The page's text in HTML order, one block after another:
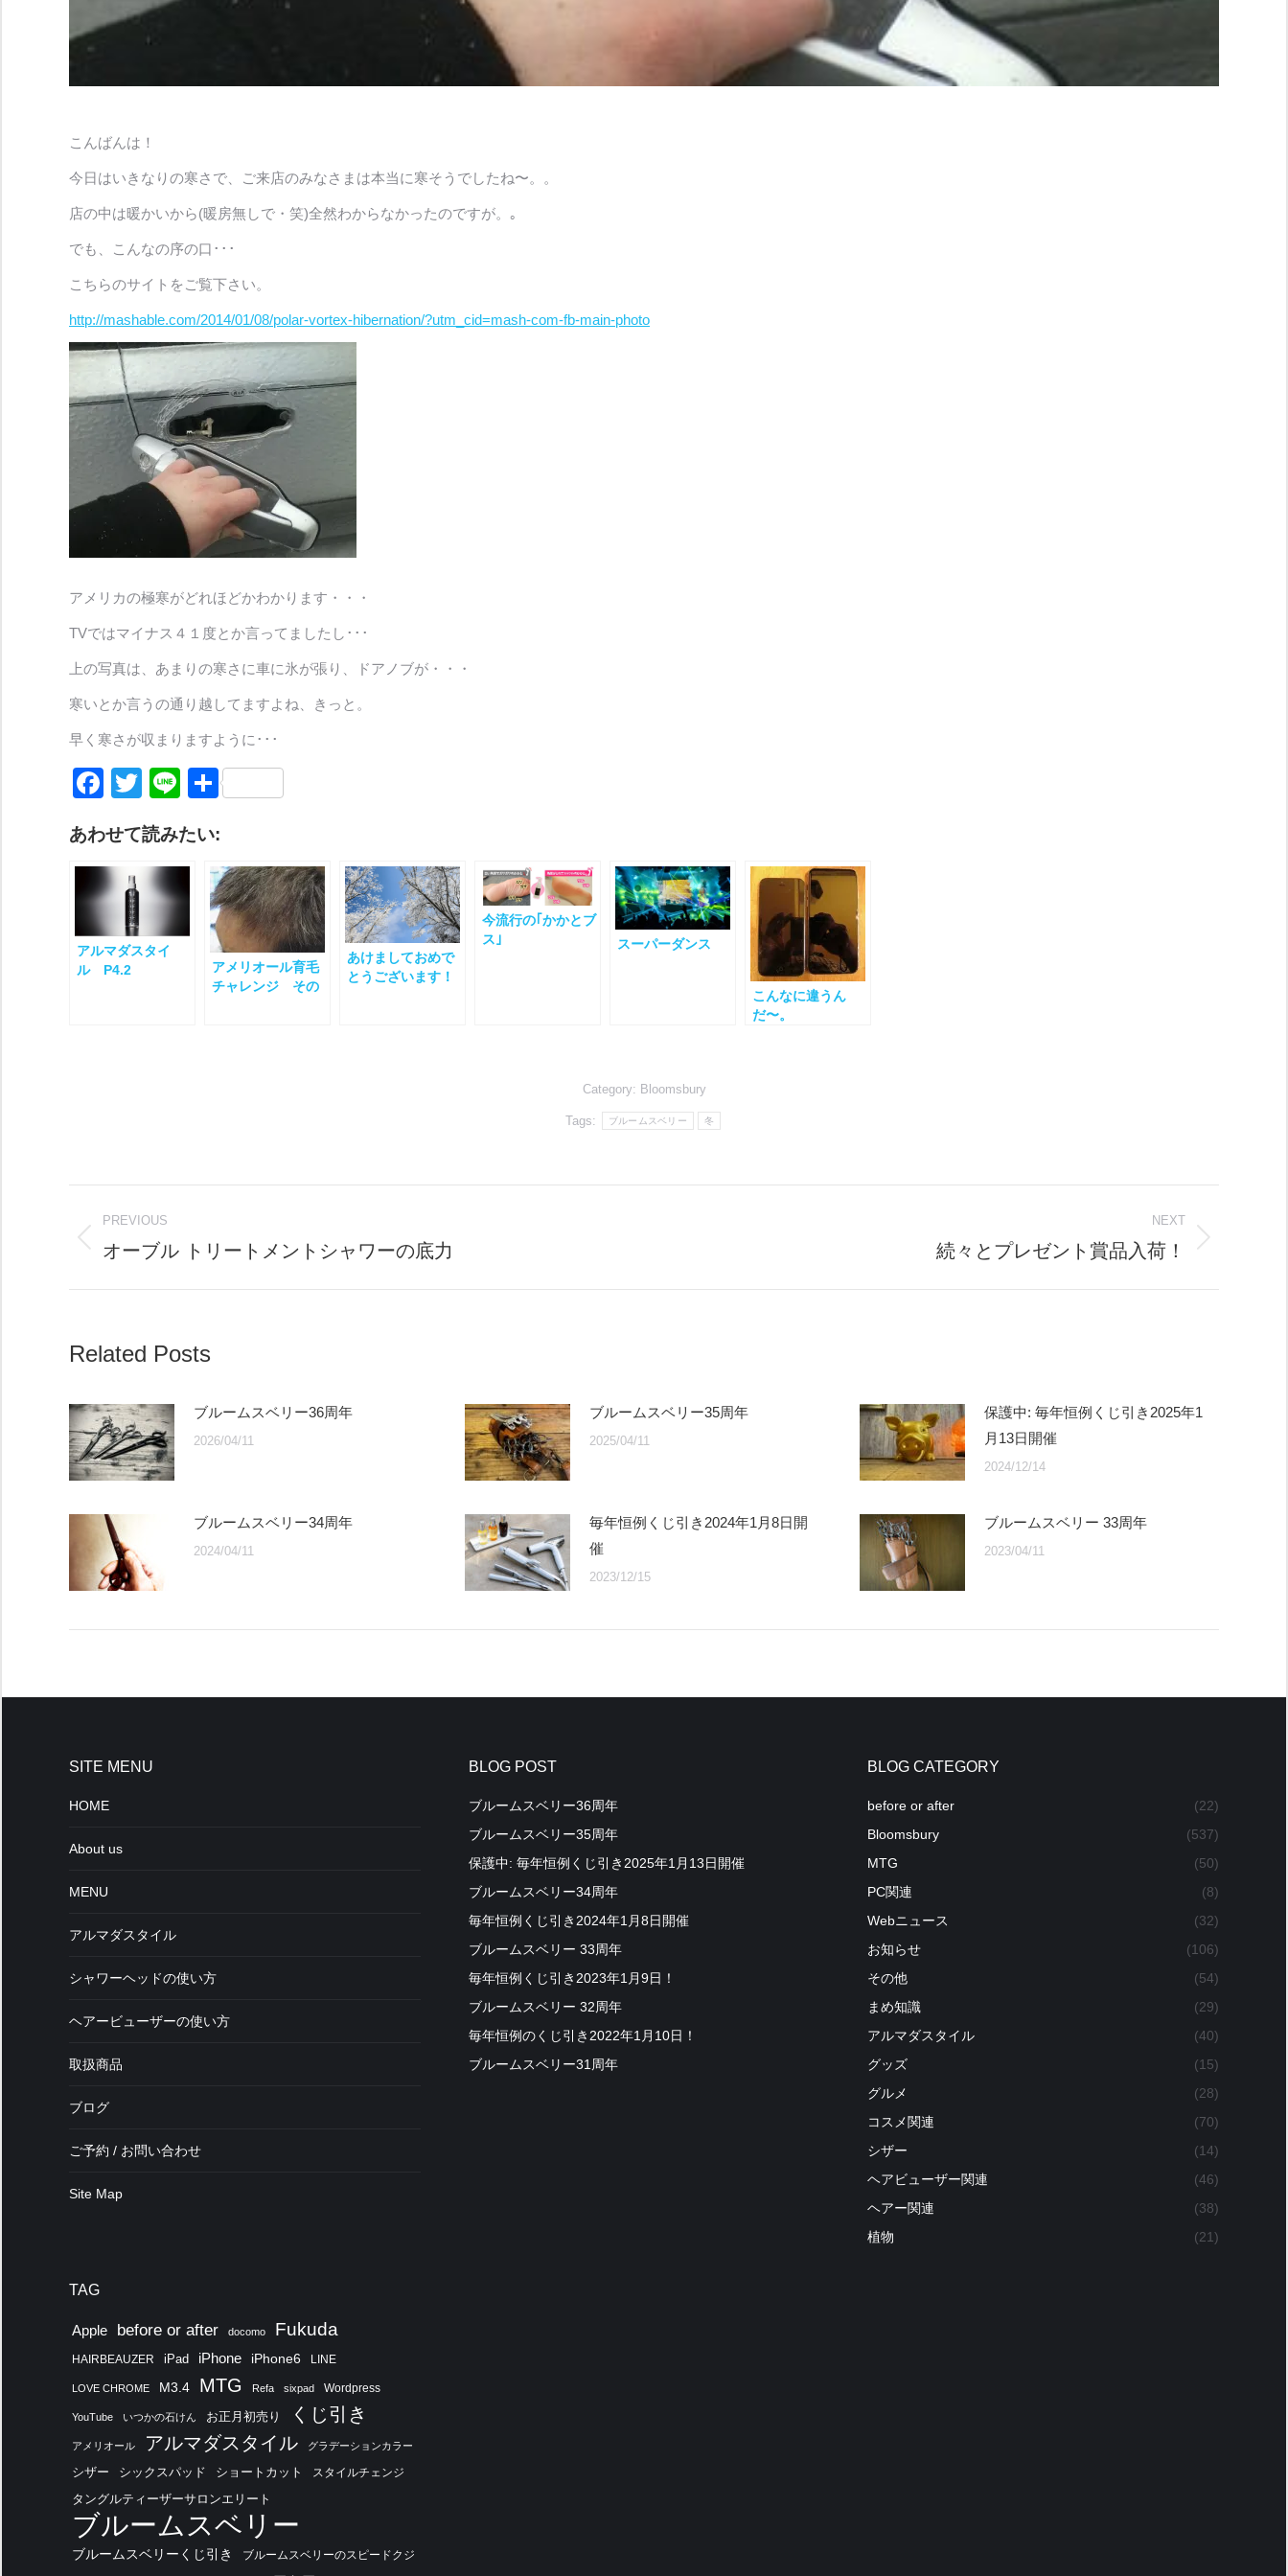
こんばんは！
今日はいきなりの寒さで、ご来店のみなさまは本当に寒そうでしたね〜。。
店の中は暖かいから(暖房無しで・笑)全然わからなかったのですが。｡
でも、こんなの序の口･･･
こちらのサイトをご覧下さい。
http://mashable.com/2014/01/08/polar-vortex-hibernation/?utm_cid=mash-com-fb-main-photo
アメリカの極寒がどれほどかわかります・・・
TVではマイナス４１度とか言ってましたし･･･
上の写真は、あまりの寒さに車に氷が張り、ドアノブが・・・
寒いとか言うの通り越してますよね、きっと。
早く寒さが収まりますように･･･
Facebook
Twitter
Line共
あわせて読みたい:
アルマダスタイ
ル P4.2
アメリオール育毛
チャレンジ その
あけましておめで
とうございます！
今流行の｢かかとブ
ス｣
スーパーダンス
こんなに違うん
だ〜。
Category: Bloomsbury
Tags: ブルームスベリー 冬
navigation
PREVIOUS
Previous
オーブル トリートメントシャワーの底力
NEXT
続々とプレゼント賞品入荷！
Related Posts
ブルームスベリー36周年
2026/04/11
ブルームスベリー35周年
2025/04/11
保護中: 毎年恒例くじ引き2025年1
月13日開催
2024/12/14
ブルームスベリー34周年
2024/04/11
毎年恒例くじ引き2024年1月8日開
催
2023/12/15
ブルームスベリー 33周年
2023/04/11
SITE MENU
HOME
About us
MENU
アルマダスタイル
シャワーヘッドの使い方
ヘアービューザーの使い方
取扱商品
ブログ
ご予約 / お問い合わせ
Site Map
BLOG POST
ブルームスベリー36周年
ブルームスベリー35周年
保護中: 毎年恒例くじ引き2025年1月13日開催
ブルームスベリー34周年
毎年恒例くじ引き2024年1月8日開催
ブルームスベリー 33周年
毎年恒例くじ引き2023年1月9日！
ブルームスベリー 32周年
毎年恒例のくじ引き2022年1月10日！
ブルームスベリー31周年
BLOG CATEGORY
before or after
(22)
Bloomsbury
(537)
MTG
(50)
PC関連
(8)
Webニュース
(32)
お知らせ
(106)
その他
(54)
まめ知識
(29)
アルマダスタイル
(40)
グッズ
(15)
グルメ
(28)
コスメ関連
(70)
シザー
(14)
ヘアビューザー関連
(46)
ヘアー関連
(38)
植物
(21)
TAG
Apple before or after docomo Fukuda
HAIRBEAUZER iPad iPhone iPhone6 LINE
LOVE CHROME M3.4 MTG Refa sixpad Wordpress
YouTube いつかの石けん お正月初売り くじ引き
アメリオール アルマダスタイル グラデーションカラー
シザー シックスパッド ショートカット スタイルチェンジ
タングルティーザーサロンエリート
ブルームスベリー
ブルームスベリーくじ引き
ブルームスベリーのスピードクジ